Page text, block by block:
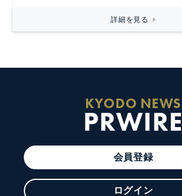
詳細を見る
KYODO NEWS
PRWIRE
会員登録
ログイン